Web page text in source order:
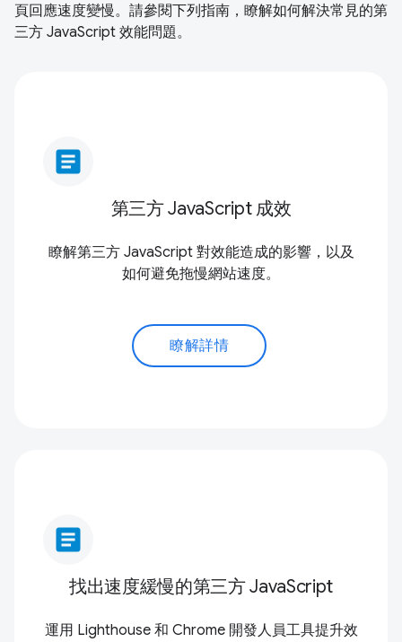
頁回應速度變慢。請參閱下列指南，瞭解如何解決常見的第
三方 JavaScript 效能問題。
article
第三方 JavaScript 成效
瞭解第三方 JavaScript 對效能造成的影響，以及
如何避免拖慢網站速度。
瞭解詳情
article
找出速度緩慢的第三方 JavaScript
運用 Lighthouse 和 Chrome 開發人員工具提升效